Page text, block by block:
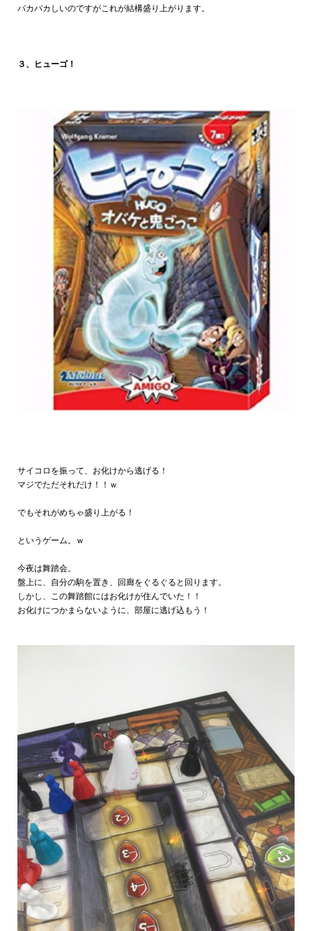
バカバカしいのですがこれが結構盛り上がります。
３、ヒューゴ！
サイコロを振って、お化けから逃げる！
マジでただそれだけ！！ｗ
でもそれがめちゃ盛り上がる！
というゲーム。ｗ
今夜は舞踏会。
盤上に、自分の駒を置き、回廊をぐるぐると回ります。
しかし、この舞踏館にはお化けが住んでいた！！
お化けにつかまらないように、部屋に逃げ込もう！